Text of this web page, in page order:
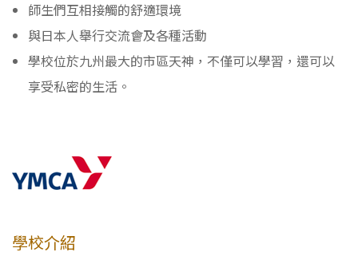
師生們互相接觸的舒適環境
與日本人舉行交流會及各種活動
學校位於九州最大的市區天神，不僅可以學習，還可以
享受私密的生活。
學校介紹